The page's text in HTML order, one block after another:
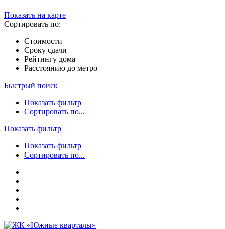
Показать на карте
Сортировать по:
Стоимости
Сроку сдачи
Рейтингу дома
Расстоянию до метро
Быстрый поиск
Показать фильтр
Сортировать по...
Показать фильтр
Показать фильтр
Сортировать по...